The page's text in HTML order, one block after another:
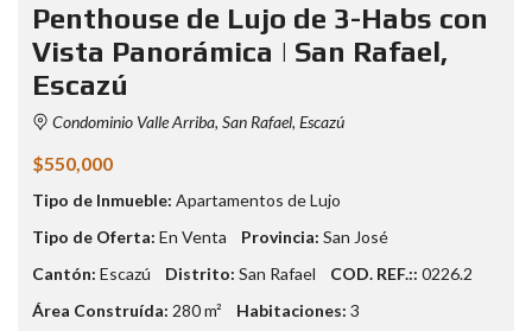
Penthouse de Lujo de 3-Habs con
Vista Panorámica | San Rafael,
Escazú
Condominio Valle Arriba, San Rafael, Escazú
$550,000
Tipo de Inmueble: Apartamentos de Lujo
Tipo de Oferta: En Venta Provincia: San José
Cantón: Escazú Distrito: San Rafael COD. REF.:: 0226.2
Área Construída: 280 m² Habitaciones: 3